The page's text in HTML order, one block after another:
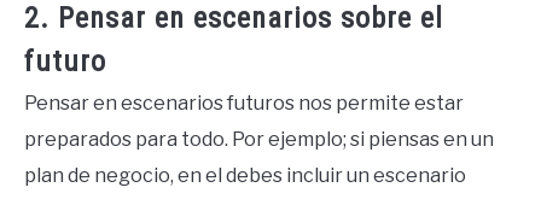
2. Pensar en escenarios sobre el
futuro
Pensar en escenarios futuros nos permite estar
preparados para todo. Por ejemplo; si piensas en un
plan de negocio, en el debes incluir un escenario